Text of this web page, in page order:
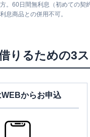
。60日間無利息（初めての
息商品との併用不可。
りるための3
WEBからお申込